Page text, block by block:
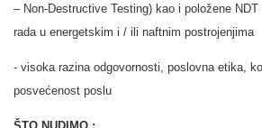
– Non-Destructive Testing) kao i položene
rada u energetskim i / ili naftnim postrojenjima
- visoka razina odgovornosti, poslovna etika,
posvećenost poslu